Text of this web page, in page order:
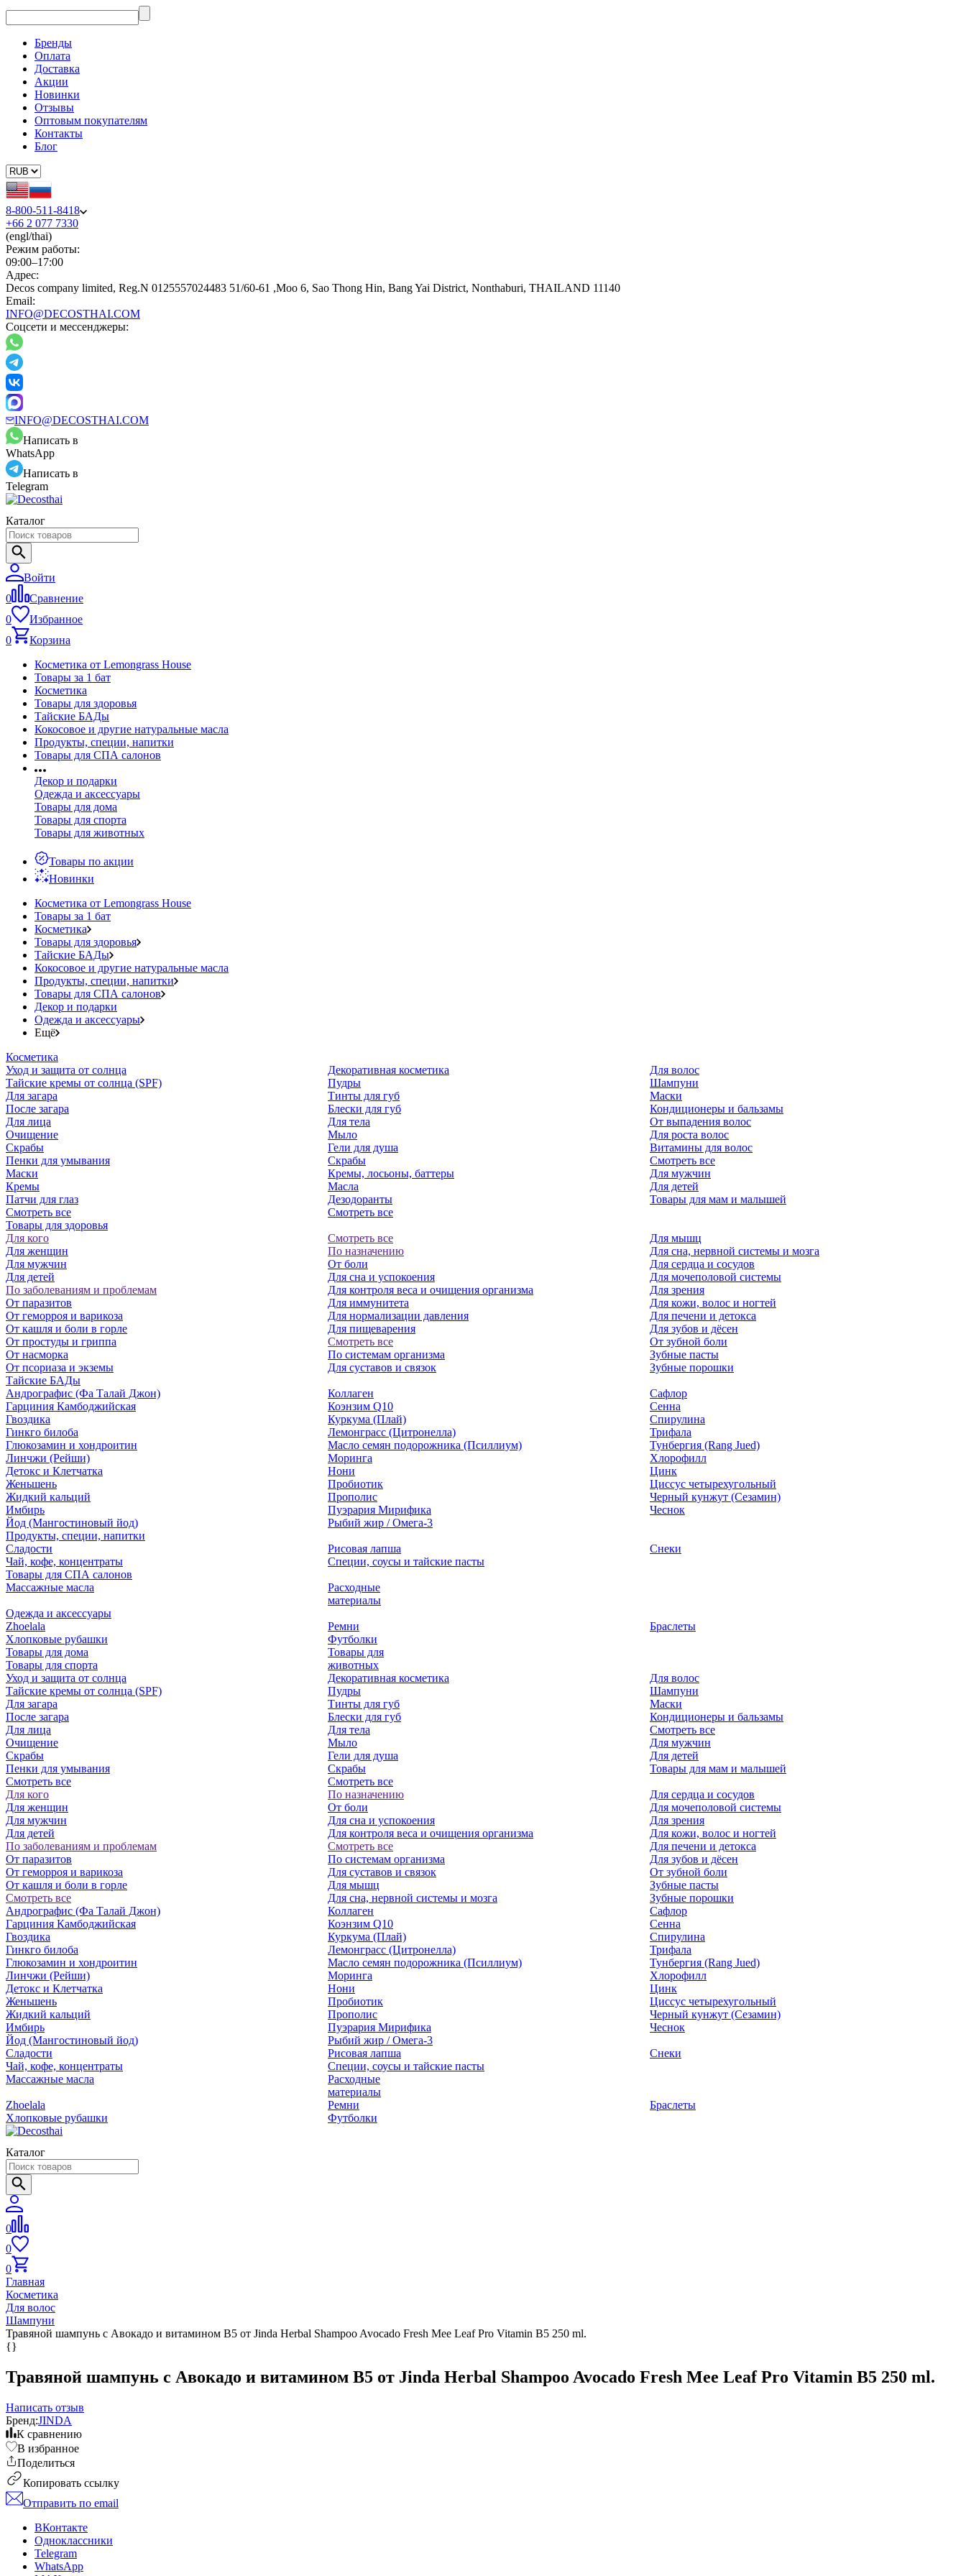
Бренды
Оплата
Доставка
Акции
Новинки
Отзывы
Оптовым покупателям
Контакты
Блог
8-800-511-8418
+66 2 077 7330
(engl/thai)
Режим работы:
09:00–17:00
Адрес:
Decos company limited, Reg.N 0125557024483 51/60-61 ,Moo 6, Sao Thong Hin, Bang Yai District, Nonthaburi, THAILAND 11140
Email:
INFO@DECOSTHAI.COM
Соцсети и мессенджеры:
INFO@DECOSTHAI.COM
Написать в
WhatsApp
Написать в
Telegram
Каталог
Войти
0
Сравнение
0
Избранное
0
Корзина
Косметика от Lemongrass House
Товары за 1 бат
Косметика
Товары для здоровья
Тайские БАДы
Кокосовое и другие натуральные масла
Продукты, специи, напитки
Товары для СПА салонов
Декор и подарки
Одежда и аксессуары
Товары для дома
Товары для спорта
Товары для животных
Товары по акции
Новинки
Косметика от Lemongrass House
Товары за 1 бат
Косметика
Товары для здоровья
Тайские БАДы
Кокосовое и другие натуральные масла
Продукты, специи, напитки
Товары для СПА салонов
Декор и подарки
Одежда и аксессуары
Ещё
Косметика
Уход и защита от солнца
Тайские кремы от солнца (SPF)
Для загара
После загара
Для лица
Очищение
Скрабы
Пенки для умывания
Маски
Кремы
Патчи для глаз
Смотреть все
Декоративная косметика
Пудры
Тинты для губ
Блески для губ
Для тела
Мыло
Гели для душа
Скрабы
Кремы, лосьоны, баттеры
Масла
Дезодоранты
Смотреть все
Для волос
Шампуни
Маски
Кондиционеры и бальзамы
От выпадения волос
Для роста волос
Витамины для волос
Смотреть все
Для мужчин
Для детей
Товары для мам и малышей
Товары для здоровья
Для кого
Для женщин
Для мужчин
Для детей
По заболеваниям и проблемам
От паразитов
Oт геморроя и варикоза
От кашля и боли в горле
От простуды и гриппа
От насморка
Oт псориаза и экземы
Смотреть все
По назначению
От боли
Для сна и успокоения
Для контроля веса и очищения организма
Для иммунитета
Для нормализации давления
Для пищеварения
Смотреть все
По системам организма
Для суставов и связок
Для мышц
Для сна, нервной системы и мозга
Для сердца и сосудов
Для мочеполовой системы
Для зрения
Для кожи, волос и ногтей
Для печени и детокса
Для зубов и дёсен
От зубной боли
Зубные пасты
Зубные порошки
Тайские БАДы
Андрографис (Фа Талай Джон)
Гарциния Камбоджийская
Гвоздика
Гинкго билоба
Глюкозамин и хондроитин
Линчжи (Рейши)
Детокс и Клетчатка
Женьшень
Жидкий кальций
Имбирь
Йод (Мангостиновый йод)
Коллаген
Коэнзим Q10
Куркума (Плай)
Лемонграсс (Цитронелла)
Масло семян подорожника (Псиллиум)
Моринга
Нони
Пробиотик
Прополис
Пуэрария Мирифика
Рыбий жир / Омега-3
Сафлор
Сенна
Спирулина
Трифала
Тунбергия (Rang Jued)
Хлорофилл
Цинк
Циссус четырехугольный
Черный кунжут (Сезамин)
Чеснок
Продукты, специи, напитки
Сладости
Чай, кофе, концентраты
Рисовая лапша
Специи, соусы и тайские пасты
Снеки
Товары для СПА салонов
Массажные масла
Расходные
материалы
Одежда и аксессуары
Zhoelala
Хлопковые рубашки
Ремни
Футболки
Браслеты
Товары для дома
Товары для спорта
Товары для
животных
Уход и защита от солнца
Тайские кремы от солнца (SPF)
Для загара
После загара
Для лица
Очищение
Скрабы
Пенки для умывания
Смотреть все
Декоративная косметика
Пудры
Тинты для губ
Блески для губ
Для тела
Мыло
Гели для душа
Скрабы
Смотреть все
Для волос
Шампуни
Маски
Кондиционеры и бальзамы
Смотреть все
Для мужчин
Для детей
Товары для мам и малышей
Для кого
Для женщин
Для мужчин
Для детей
По заболеваниям и проблемам
От паразитов
Oт геморроя и варикоза
От кашля и боли в горле
Смотреть все
По назначению
От боли
Для сна и успокоения
Для контроля веса и очищения организма
Смотреть все
По системам организма
Для суставов и связок
Для мышц
Для сна, нервной системы и мозга
Для сердца и сосудов
Для мочеполовой системы
Для зрения
Для кожи, волос и ногтей
Для печени и детокса
Для зубов и дёсен
От зубной боли
Зубные пасты
Зубные порошки
Андрографис (Фа Талай Джон)
Гарциния Камбоджийская
Гвоздика
Гинкго билоба
Глюкозамин и хондроитин
Линчжи (Рейши)
Детокс и Клетчатка
Женьшень
Жидкий кальций
Имбирь
Йод (Мангостиновый йод)
Коллаген
Коэнзим Q10
Куркума (Плай)
Лемонграсс (Цитронелла)
Масло семян подорожника (Псиллиум)
Моринга
Нони
Пробиотик
Прополис
Пуэрария Мирифика
Рыбий жир / Омега-3
Сафлор
Сенна
Спирулина
Трифала
Тунбергия (Rang Jued)
Хлорофилл
Цинк
Циссус четырехугольный
Черный кунжут (Сезамин)
Чеснок
Сладости
Чай, кофе, концентраты
Рисовая лапша
Специи, соусы и тайские пасты
Снеки
Массажные масла
Расходные
материалы
Zhoelala
Хлопковые рубашки
Ремни
Футболки
Браслеты
Каталог
0
0
0
Главная
Косметика
Для волос
Шампуни
Травяной шампунь с Авокадо и витамином B5 от Jinda Herbal Shampoo Avocado Fresh Mee Leaf Pro Vitamin B5 250 ml.
{}
Травяной шампунь с Авокадо и витамином B5 от Jinda Herbal Shampoo Avocado Fresh Mee Leaf Pro Vitamin B5 250 ml.
Написать отзыв
Бренд:JINDA
К сравнению
В избранное
Поделиться
Копировать ссылку
Отправить по email
ВКонтакте
Одноклассники
Telegram
WhatsApp